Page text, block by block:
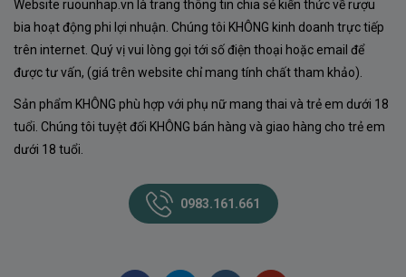
Website ruounhap.vn là trang thông tin chia sẻ kiến thức về rượu
bia hoạt động phi lợi nhuận. Chúng tôi KHÔNG kinh doanh trực tiếp
trên internet. Quý vị vui lòng gọi tới số điện thoại hoặc email để
được tư vấn, (giá trên website chỉ mang tính chất tham khảo).
Sản phẩm KHÔNG phù hợp với phụ nữ mang thai và trẻ em dưới 18
tuổi. Chúng tôi tuyệt đối KHÔNG bán hàng và giao hàng cho trẻ em
dưới 18 tuổi.
0983.161.661